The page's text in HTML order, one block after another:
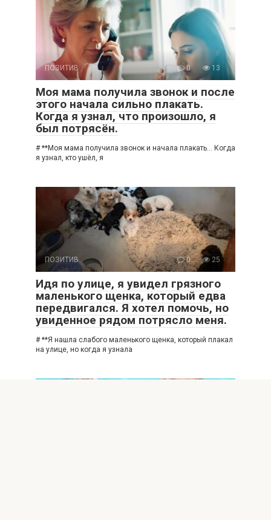
ПОЗИТИВ 0 13
Моя мама получила звонок и после
этого начала сильно плакать.
Когда я узнал, что произошло, я
был потрясён.
# **Моя мама получила звонок и начала плакать… Когда
я узнал, кто ушёл, я
ПОЗИТИВ 0 25
Идя по улице, я увидел грязного
маленького щенка, который едва
передвигался. Я хотел помочь, но
увиденное рядом потрясло меня.
# **Я нашла слабого маленького щенка, который плакал
на улице, но когда я узнала